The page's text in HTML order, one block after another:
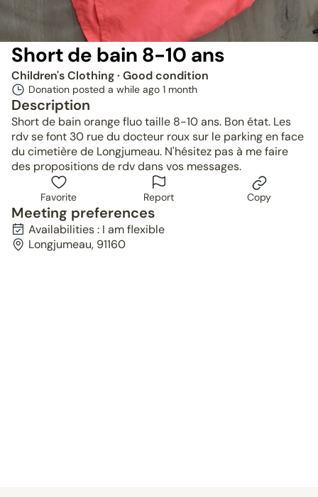
Short de bain 8-10 ans
Children's Clothing· Good condition
Donation posted a while ago 1 month
Description
Short de bain orange fluo taille 8-10 ans. Bon état. Les
rdv se font 30 rue du docteur roux sur le parking en face
du cimetière de Longjumeau. N'hésitez pas à me faire
des propositions de rdv dans vos messages.
Favorite Report Copy
Meeting preferences
Availabilities : I am flexible
Longjumeau, 91160